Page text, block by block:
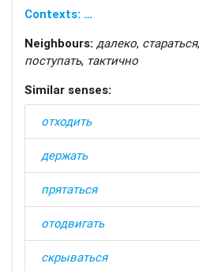
Contexts: …
Neighbours: далеко, стараться,
поступать, тактично
Similar senses:
отходить
держать
прятаться
отодвигать
скрываться